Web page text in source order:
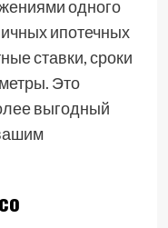
одного
ипотечных
ставки, сроки
Это
выгодный